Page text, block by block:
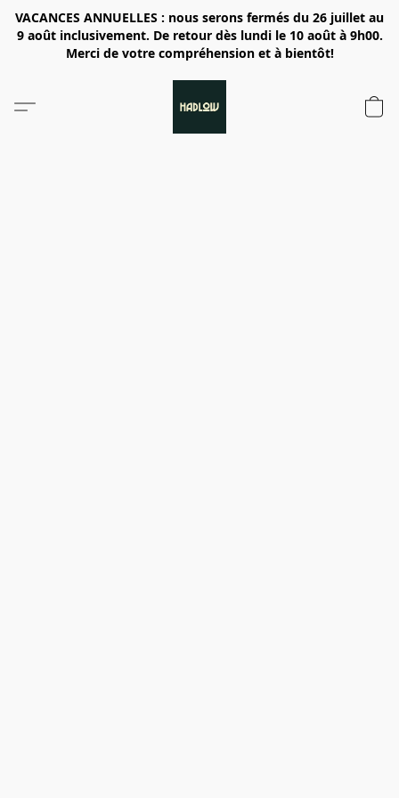
VACANCES ANNUELLES : nous serons fermés du 26 juillet au
9 août inclusivement. De retour dès lundi le 10 août à 9h00.
Merci de votre compréhension et à bientôt!